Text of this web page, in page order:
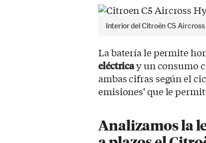
Interior del Citroën C5
La batería le permite
eléctricay un consumo
ambas cifras según el
emisiones' que le
Analizamos la